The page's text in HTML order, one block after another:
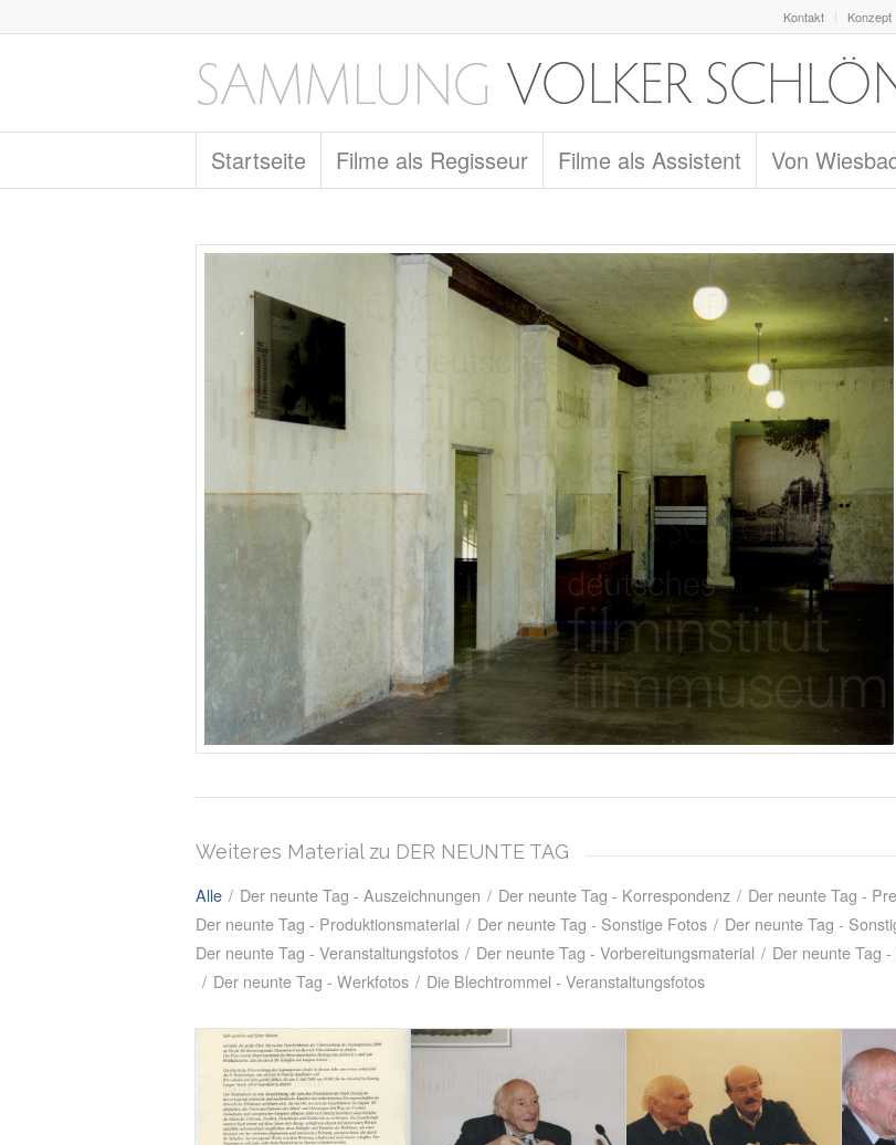
Kontakt Konzept
Startseite Filme als Regisseur Filme als Assistent Von
Weiteres Material zu DER NEUNTE TAG
Alle / Der neunte Tag - Auszeichnungen / Der neunte Tag - Korrespondenz / Der neunte Tag -
Der neunte Tag - Produktionsmaterial / Der neunte Tag - Sonstige Fotos / Der neunte Tag -
Der neunte Tag - Veranstaltungsfotos / Der neunte Tag - Vorbereitungsmaterial / Der neunte Tag
/ Der neunte Tag - Werkfotos / Die Blechtrommel - Veranstaltungsfotos